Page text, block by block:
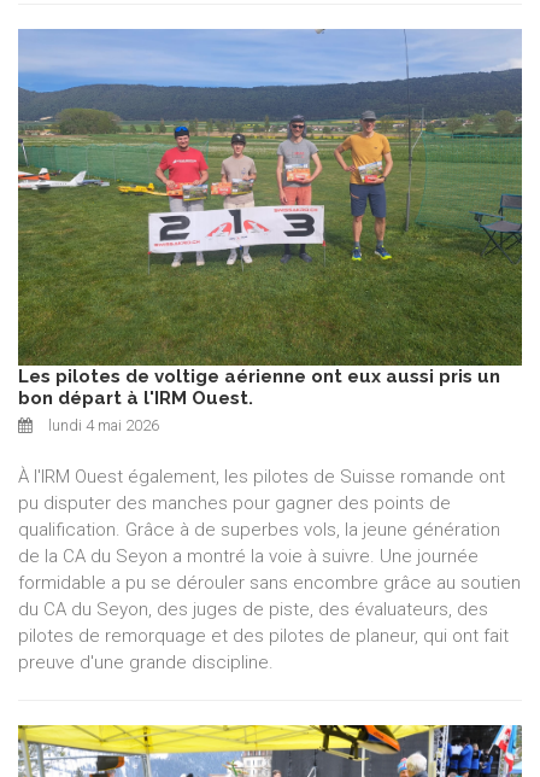
Les pilotes de voltige aérienne ont eux aussi pris un
bon départ à l'IRM Ouest.
lundi 4 mai 2026
À l'IRM Ouest également, les pilotes de Suisse romande ont
pu disputer des manches pour gagner des points de
qualification. Grâce à de superbes vols, la jeune génération
de la CA du Seyon a montré la voie à suivre. Une journée
formidable a pu se dérouler sans encombre grâce au soutien
du CA du Seyon, des juges de piste, des évaluateurs, des
pilotes de remorquage et des pilotes de planeur, qui ont fait
preuve d'une grande discipline.